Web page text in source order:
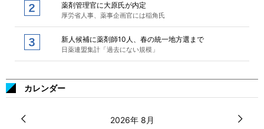
薬剤管理官に大原氏が内定
厚労省人事、薬事企画官には稲角氏
新人候補に薬剤師10人、春の統一地方選まで
日薬連盟集計「過去にない規模」
カレンダー
2026年 8月